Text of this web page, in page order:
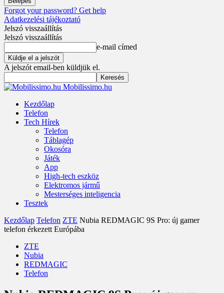
Forgot your password? Get help
Adatkezelési tájékoztató
Jelszó visszaállítás
Jelszó visszaállítás
e-mail címed
A jelszót email-ben küldjük el.
Mobilissimo.hu
Kezdőlap
Telefon
Tech Hírek
Telefon
Táblagép
Okosóra
Játék
App
High-tech eszköz
Elektromos jármű
Mesterséges inteligencia
Tesztek
Kezdőlap Telefon ZTE Nubia REDMAGIC 9S Pro: új gamer
telefon érkezett Európába
ZTE
Nubia
REDMAGIC
Telefon